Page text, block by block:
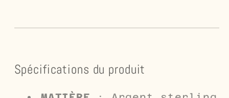
Spécifications du produit